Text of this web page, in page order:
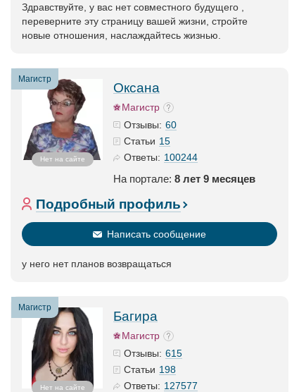
Здравствуйте, у вас нет совместного будущего ,
переверните эту страницу вашей жизни, стройте
новые отношения, наслаждайтесь жизнью.
Магистр
Нет на сайте
Оксана
Магистр
Отзывы: 60
Статьи 15
Ответы: 100244
На портале: 8 лет 9 месяцев
Подробный профиль
Написать сообщение
у него нет планов возвращаться
Магистр
Нет на сайте
Багира
Магистр
Отзывы: 615
Статьи 198
Ответы: 127577